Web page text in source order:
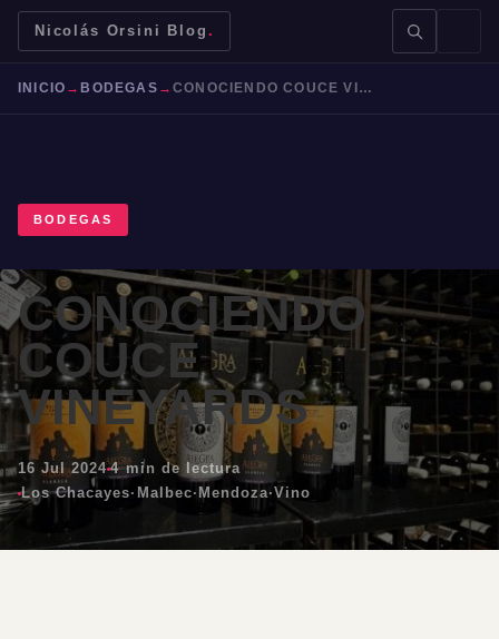
Nicolás Orsini Blog .
Mendoza Malbec Bodegas Jujuy
INICIO → BODEGAS → CONOCIENDO COUCE VINEYARDS
BODEGAS
CONOCIENDO
COUCE
VINEYARDS
16 Jul 2024 4 min de lectura
Los Chacayes· Malbec· Mendoza·Vino